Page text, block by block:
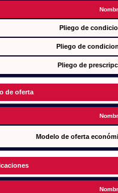
Pliego de
Pliego de
Pliego de
de oferta
Modelo de oferta